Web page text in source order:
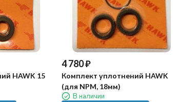
HAWK 15
4 780₽
Комплект уплотнений HAWK
(для NPM, 18мм)
В наличии